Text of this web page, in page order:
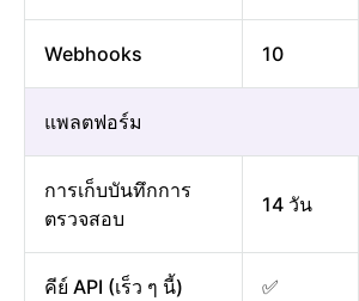
Webhooks 10
แพลตฟอร์ม
การเก็บบันทึกการ
ตรวจสอบ
14 วัน
คีย์ API (เร็ว ๆ นี้) ✅